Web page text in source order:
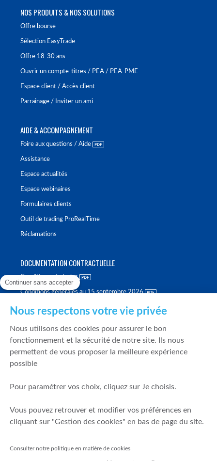
NOS PRODUITS & NOS SOLUTIONS
Offre bourse
Sélection EasyTrade
Offre 18-30 ans
Ouvrir un compte-titres / PEA / PEA-PME
Espace client / Accès client
Parrainage / Inviter un ami
AIDE & ACCOMPAGNEMENT
Foire aux questions / Aide
Assistance
Espace actualités
Espace webinaires
Formulaires clients
Outil de trading ProRealTime
Réclamations
DOCUMENTATION CONTRACTUELLE
Conditions générales
Conditions générales au 15 septembre 2026
Politique de meilleure sélection
Politique de durabilité
Fonds de garantie des dépôts et de résolution
Mentions légales
Prévention de la fraude
Continuer sans accepter
Nous respectons votre vie privée
Nous utilisons des cookies pour assurer le bon
fonctionnement et la sécurité de notre site. Ils nous
permettent de vous proposer la meilleure expérience
possible
Pour paramétrer vos choix, cliquez sur Je choisis.
Vous pouvez retrouver et modifier vos préférences en
cliquant sur "Gestion des cookies" en bas de page du site.
Consulter notre politique en matière de cookies